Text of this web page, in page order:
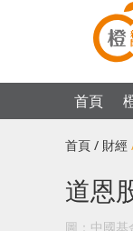
首頁
首頁 / 財經
道恩
圖：中國基